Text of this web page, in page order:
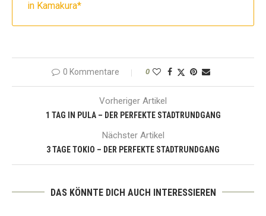
in Kamakura*
0 Kommentare 0
Vorheriger Artikel
1 TAG IN PULA – DER PERFEKTE STADTRUNDGANG
Nächster Artikel
3 TAGE TOKIO – DER PERFEKTE STADTRUNDGANG
DAS KÖNNTE DICH AUCH INTERESSIEREN